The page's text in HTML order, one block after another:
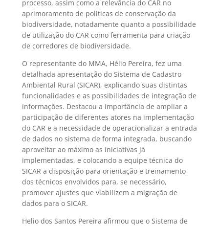
processo, assim como a relevância do CAR no
aprimoramento de politicas de conservação da
biodiversidade, notadamente quanto a possibilidade
de utilização do CAR como ferramenta para criação
de corredores de biodiversidade.
O representante do MMA, Hélio Pereira, fez uma
detalhada apresentação do Sistema de Cadastro
Ambiental Rural (SICAR), explicando suas distintas
funcionalidades e as possibilidades de integração de
informações. Destacou a importância de ampliar a
participação de diferentes atores na implementação
do CAR e a necessidade de operacionalizar a entrada
de dados no sistema de forma integrada, buscando
aproveitar ao máximo as iniciativas já
implementadas, e colocando a equipe técnica do
SICAR a disposição para orientação e treinamento
dos técnicos envolvidos para, se necessário,
promover ajustes que viabilizem a migração de
dados para o SICAR.
Helio dos Santos Pereira afirmou que o Sistema de